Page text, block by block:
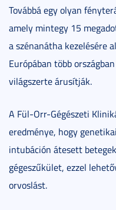
Továbbá egy olyan
amely mintegy 15
a szénanátha kezelésére
Európában több
világszerte árusítják.
A Fül-Orr-Gégészeti
eredménye, hogy
intubáción átesett
gégeszűkület, ezzel
orvoslást.